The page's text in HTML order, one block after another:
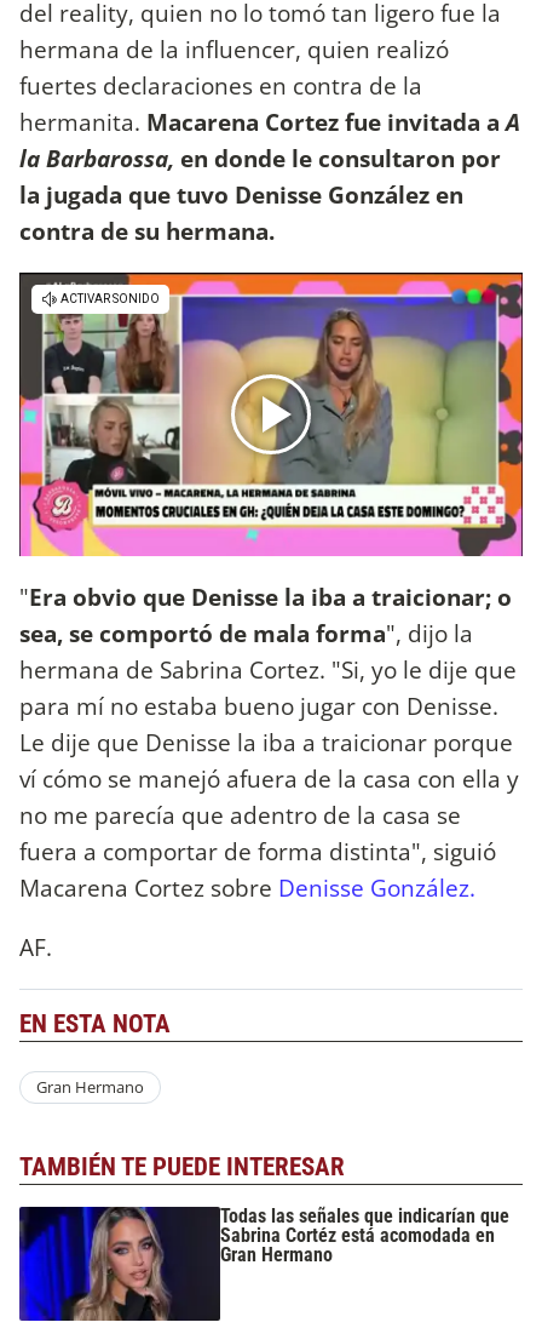
del reality, quien no lo tomó tan ligero fue la
hermana de la influencer, quien realizó
fuertes declaraciones en contra de la
hermanita. Macarena Cortez fue invitada aA
la Barbarossa, en donde le consultaron por
la jugada que tuvo Denisse González en
contra de su hermana.
"Era obvio que Denisse la iba a traicionar; o
sea, se comportó de mala forma", dijo la
hermana de Sabrina Cortez. "Si, yo le dije que
para mí no estaba bueno jugar con Denisse.
Le dije que Denisse la iba a traicionar porque
ví cómo se manejó afuera de la casa con ella y
no me parecía que adentro de la casa se
fuera a comportar de forma distinta", siguió
Macarena Cortez sobre Denisse González.
AF.
EN ESTA NOTA
Gran Hermano
TAMBIÉN TE PUEDE INTERESAR
Todas las señales que indicarían que
Sabrina Cortéz está acomodada en
Gran Hermano